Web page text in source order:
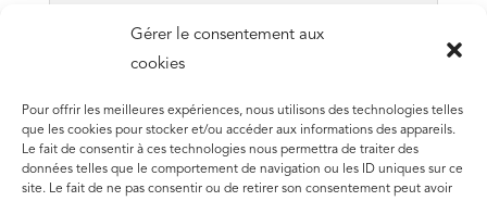
Gérer le consentement aux
cookies
Pour offrir les meilleures expériences, nous utilisons des technologies telles
que les cookies pour stocker et/ou accéder aux informations des appareils.
Le fait de consentir à ces technologies nous permettra de traiter des
données telles que le comportement de navigation ou les ID uniques sur ce
site. Le fait de ne pas consentir ou de retirer son consentement peut avoir
Comment se déroule le
paiement en plusieurs fois ?